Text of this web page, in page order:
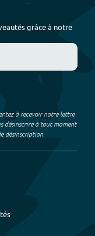
grâce à notre
à recevoir notre lettre
désinscrire à tout moment
désinscription.